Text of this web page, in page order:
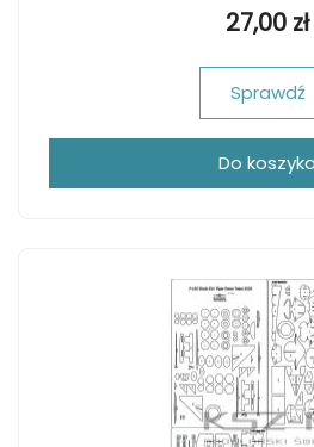
27,00 zł
Sprawdź
Do koszyka